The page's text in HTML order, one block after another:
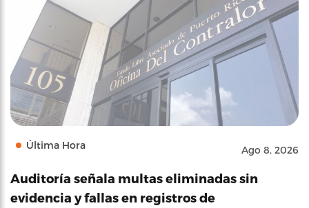
Última Hora Ago 8, 2026
Auditoría señala multas eliminadas sin
evidencia y fallas en registros de